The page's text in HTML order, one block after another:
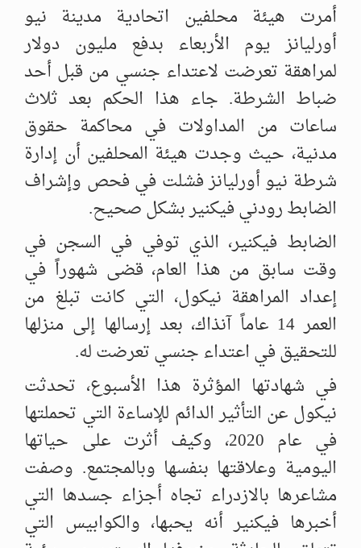
أمرت هيئة محلفين اتحادية مدينة نيو
أورليانز يوم الأربعاء بدفع مليون دولار
لمراهقة تعرضت لاعتداء جنسي من قبل أحد
ضباط الشرطة. جاء هذا الحكم بعد ثلاث
ساعات من المداولات في محاكمة حقوق
مدنية، حيث وجدت هيئة المحلفين أن إدارة
شرطة نيو أورليانز فشلت في فحص وإشراف
الضابط رودني فيكنير بشكل صحيح.
الضابط فيكنير، الذي توفي في السجن في
وقت سابق من هذا العام، قضى شهوراً في
إعداد المراهقة نيكول، التي كانت تبلغ من
العمر 14 عاماً آنذاك، بعد إرسالها إلى منزلها
للتحقيق في اعتداء جنسي تعرضت له.
في شهادتها المؤثرة هذا الأسبوع، تحدثت
نيكول عن التأثير الدائم للإساءة التي تحملتها
في عام 2020، وكيف أثرت على حياتها
اليومية وعلاقتها بنفسها وبالمجتمع. وصفت
مشاعرها بالازدراء تجاه أجزاء جسدها التي
أخبرها فيكنير أنه يحبها، والكوابيس التي